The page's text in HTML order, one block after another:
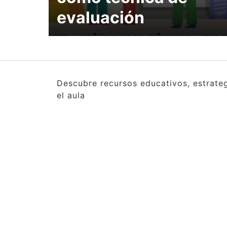
evaluación
Descubre recursos educativos,
el aula